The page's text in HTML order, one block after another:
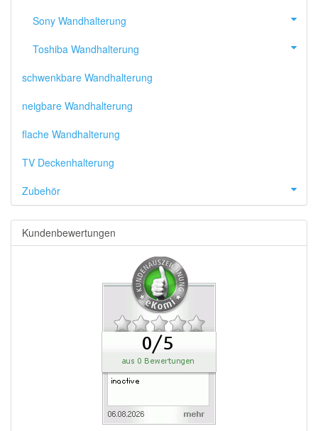
Sony Wandhalterung
Toshiba Wandhalterung
schwenkbare Wandhalterung
neigbare Wandhalterung
flache Wandhalterung
TV Deckenhalterung
Zubehör
Kundenbewertungen